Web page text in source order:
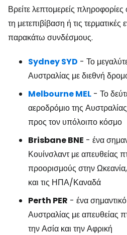
Βρείτε λεπτομερείς
τη μετεπιβίβαση ή τις τερματικές
παρακάτω συνδέσμους.
Sydney SYD - Το
Αυστραλίας με διεθνή
Melbourne MEL - Το
αεροδρόμιο της Αυστραλίας
προς τον υπόλοιπο κόσμο
Brisbane BNE - ένα
Κουίνσλαντ με απευθείας
προορισμούς στην
και τις ΗΠΑ/Καναδά
Perth PER - ένα
Αυστραλίας με απευθείας
την Ασία και την Αφρική